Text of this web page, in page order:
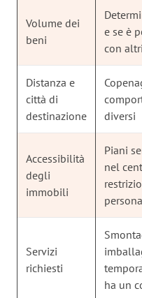
Volume dei
beni
e se è
con
Distanza e
città di
destinazione
diversi
Accessibilità
degli
immobili
Piani
nel
Servizi
richiesti
ha un